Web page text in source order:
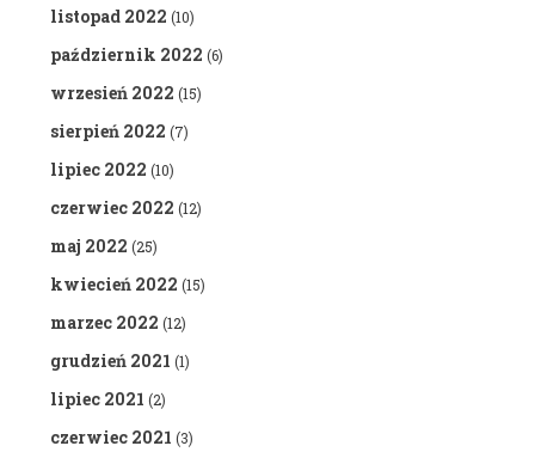
listopad 2022 (10)
październik 2022 (6)
wrzesień 2022 (15)
sierpień 2022 (7)
lipiec 2022 (10)
czerwiec 2022 (12)
maj 2022 (25)
kwiecień 2022 (15)
marzec 2022 (12)
grudzień 2021 (1)
lipiec 2021 (2)
czerwiec 2021 (3)